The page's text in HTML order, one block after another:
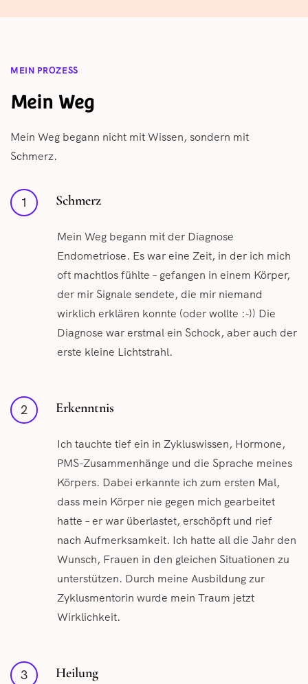
MEIN PROZESS
Mein Weg
Mein Weg begann nicht mit Wissen, sondern mit
Schmerz.
1 Schmerz
Mein Weg begann mit der Diagnose
Endometriose. Es war eine Zeit, in der ich mich
oft machtlos fühlte – gefangen in einem Körper,
der mir Signale sendete, die mir niemand
wirklich erklären konnte (oder wollte :-)) Die
Diagnose war erstmal ein Schock, aber auch der
erste kleine Lichtstrahl.
2 Erkenntnis
Ich tauchte tief ein in Zykluswissen, Hormone,
PMS-Zusammenhänge und die Sprache meines
Körpers. Dabei erkannte ich zum ersten Mal,
dass mein Körper nie gegen mich gearbeitet
hatte – er war überlastet, erschöpft und rief
nach Aufmerksamkeit. Ich hatte all die Jahr den
Wunsch, Frauen in den gleichen Situationen zu
unterstützen. Durch meine Ausbildung zur
Zyklusmentorin wurde mein Traum jetzt
Wirklichkeit.
3 Heilung